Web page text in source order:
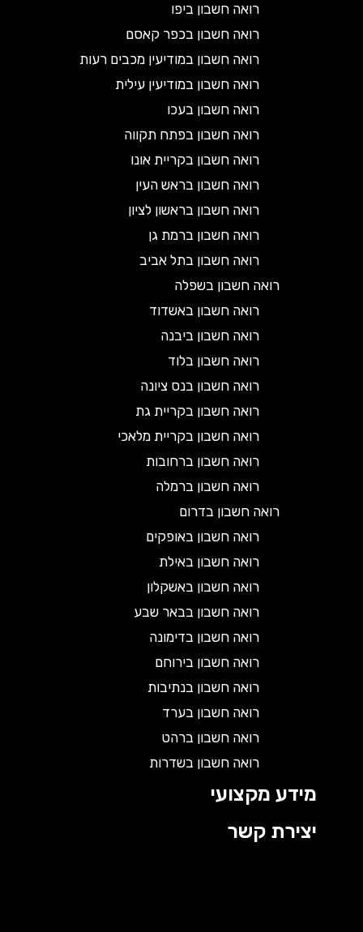
רואה חשבון ביפו
רואה חשבון בכפר קאסם
רואה חשבון במודיעין מכבים רעות
רואה חשבון במודיעין עילית
רואה חשבון בעכו
רואה חשבון בפתח תקווה
רואה חשבון בקריית אונו
רואה חשבון בראש העין
רואה חשבון בראשון לציון
רואה חשבון ברמת גן
רואה חשבון בתל אביב
רואה חשבון בשפלה
רואה חשבון באשדוד
רואה חשבון ביבנה
רואה חשבון בלוד
רואה חשבון בנס ציונה
רואה חשבון בקריית גת
רואה חשבון בקריית מלאכי
רואה חשבון ברחובות
רואה חשבון ברמלה
רואה חשבון בדרום
רואה חשבון באופקים
רואה חשבון באילת
רואה חשבון באשקלון
רואה חשבון בבאר שבע
רואה חשבון בדימונה
רואה חשבון בירוחם
רואה חשבון בנתיבות
רואה חשבון בערד
רואה חשבון ברהט
רואה חשבון בשדרות
מידע מקצועי
יצירת קשר